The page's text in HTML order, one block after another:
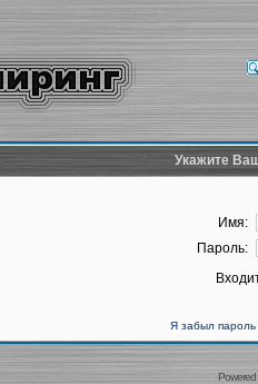
Укажите
Имя:
Пароль:
Я забыл пароль